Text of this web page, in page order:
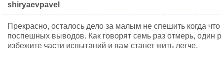
shiryaevpavel
Прекрасно, осталось дело за малым не спешить когда
поспешных выводов. Как говорят семь раз отмерь, один
избежите части испытаний и вам станет жить легче.